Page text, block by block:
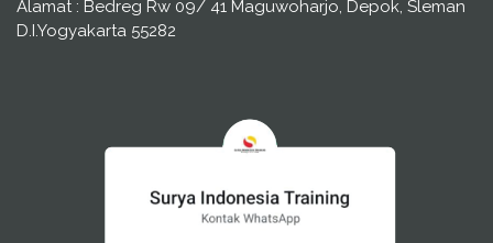
Alamat : Bedreg Rw 09/ 41 Maguwoharjo, Depok, Sleman
D.I.Yogyakarta 55282